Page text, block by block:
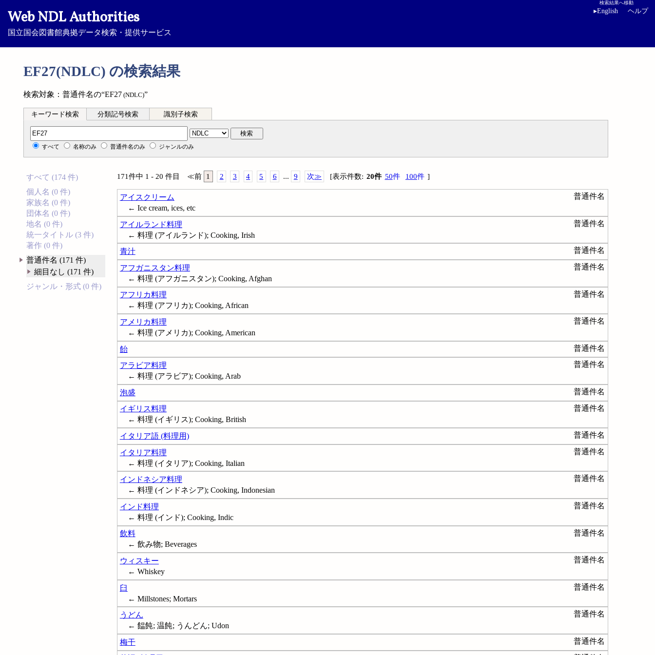
Web NDL Authorities
国立国会図書館典拠データ検索・提供サービス
検索結果へ移動
▸English ヘルプ
EF27(NDLC) の検索結果
検索対象：普通件名の“EF27 (NDLC)”
キーワード検索 分類記号検索 識別子検索
分類記号検索 検索
すべて 名称のみ 普通件名のみ ジャンルのみ
すべて (174 件)
個人名 (0 件)
家族名 (0 件)
団体名 (0 件)
地名 (0 件)
統一タイトル (3 件)
著作 (0 件)
普通件名 (171 件)
細目なし (171 件)
ジャンル・形式 (0 件)
171件中 1 - 20 件目 ≪前 1 2 3 4 5 6 ... 9 次≫ [表示件数: 20件 50件 100件 ]
アイスクリーム
普通件名
← Ice cream, ices, etc
アイルランド料理
普通件名
← 料理 (アイルランド); Cooking, Irish
青汁
普通件名
アフガニスタン料理
普通件名
← 料理 (アフガニスタン); Cooking, Afghan
アフリカ料理
普通件名
← 料理 (アフリカ); Cooking, African
アメリカ料理
普通件名
← 料理 (アメリカ); Cooking, American
飴
普通件名
アラビア料理
普通件名
← 料理 (アラビア); Cooking, Arab
泡盛
普通件名
イギリス料理
普通件名
← 料理 (イギリス); Cooking, British
イタリア語 (料理用)
普通件名
イタリア料理
普通件名
← 料理 (イタリア); Cooking, Italian
インドネシア料理
普通件名
← 料理 (インドネシア); Cooking, Indonesian
インド料理
普通件名
← 料理 (インド); Cooking, Indic
飲料
普通件名
← 飲み物; Beverages
ウィスキー
普通件名
← Whiskey
臼
普通件名
← Millstones; Mortars
うどん
普通件名
← 饂飩; 温飩; うんどん; Udon
梅干
普通件名